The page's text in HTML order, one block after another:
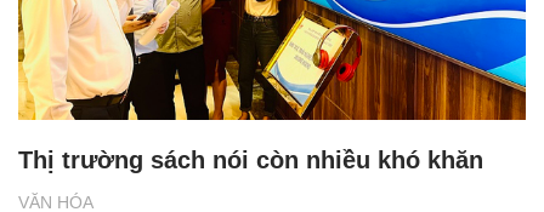
VĂN HÓA
Thị trường sách nói còn nhiều khó khăn